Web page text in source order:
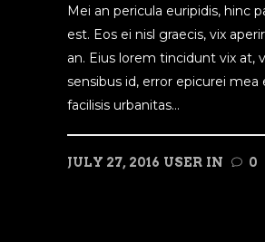
Mei an pericula euripidis, hinc
est. Eos ei nisl graecis, vix
an. Eius lorem tincidunt vix at,
sensibus id, error epicurei mea
facilisis urbanitas...
JULY 27, 2016 USER IN 0